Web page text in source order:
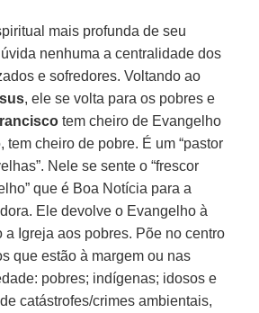
mais profunda de seu
nenhuma a centralidade dos
e sofredores. Voltando ao
, ele se volta para os pobres e
tem cheiro de Evangelho
tem cheiro de pobre. É um “pastor
Nele se sente o “frescor
que é Boa Notícia para a
Ele devolve o Evangelho à
a Igreja aos pobres. Põe no centro
que estão à margem ou nas
pobres; indígenas; idosos e
catástrofes/crimes ambientais,